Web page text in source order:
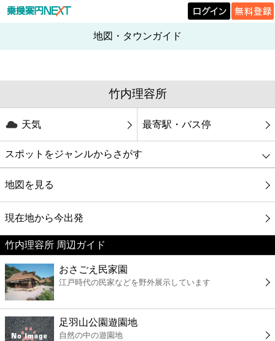
地図・タウンガイド
竹内理容所
天気 最寄駅・バス停
スポットをジャンルからさがす
グルメ
映画
美容
コンビニ
薬局
地図を見る
現在地から今出発
竹内理容所 周辺ガイド
おさごえ民家園
江戸時代の民家などを野外展示しています
足羽山公園遊園地
自然の中の遊園地